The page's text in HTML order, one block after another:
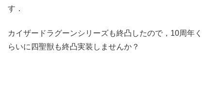
す．
カイザードラグーンシリーズも終凸したので，10周年く
らいに四聖獣も終凸実装しませんか？